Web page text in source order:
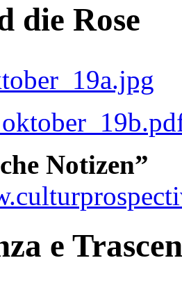
die Rose
Notizen”
e